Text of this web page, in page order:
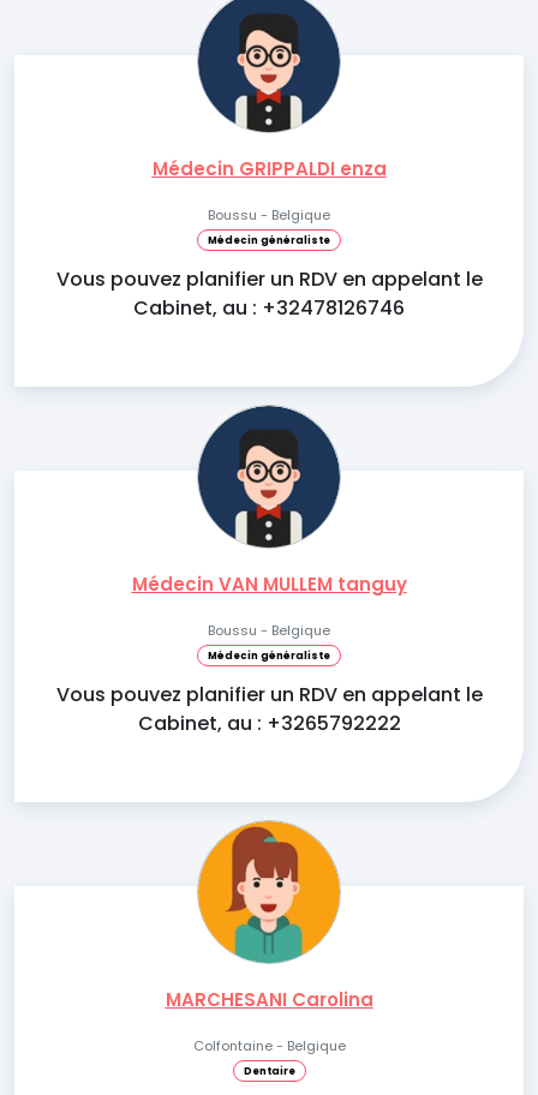
Médecin GRIPPALDI enza
Boussu - Belgique
Médecin généraliste
Vous pouvez planifier un RDV en appelant le
Cabinet, au : +32478126746
Médecin VAN MULLEM tanguy
Boussu - Belgique
Médecin généraliste
Vous pouvez planifier un RDV en appelant le
Cabinet, au : +3265792222
MARCHESANI Carolina
Colfontaine - Belgique
Dentaire